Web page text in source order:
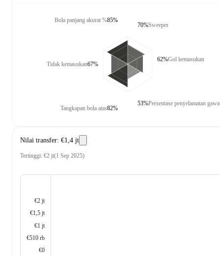
Bola panjang akurat %85%
Tidak kemasukan67%
Tangkapan bola atas82%
Sweeper
70%
Gol kemasukan
62%
Persentase penyelamatan
53%
Nilai transfer: €1,4 jt
Tertinggi: €2 jt(1 Sep 2025)
€2 jt
€1,5 jt
€1 jt
€510 rb
€0